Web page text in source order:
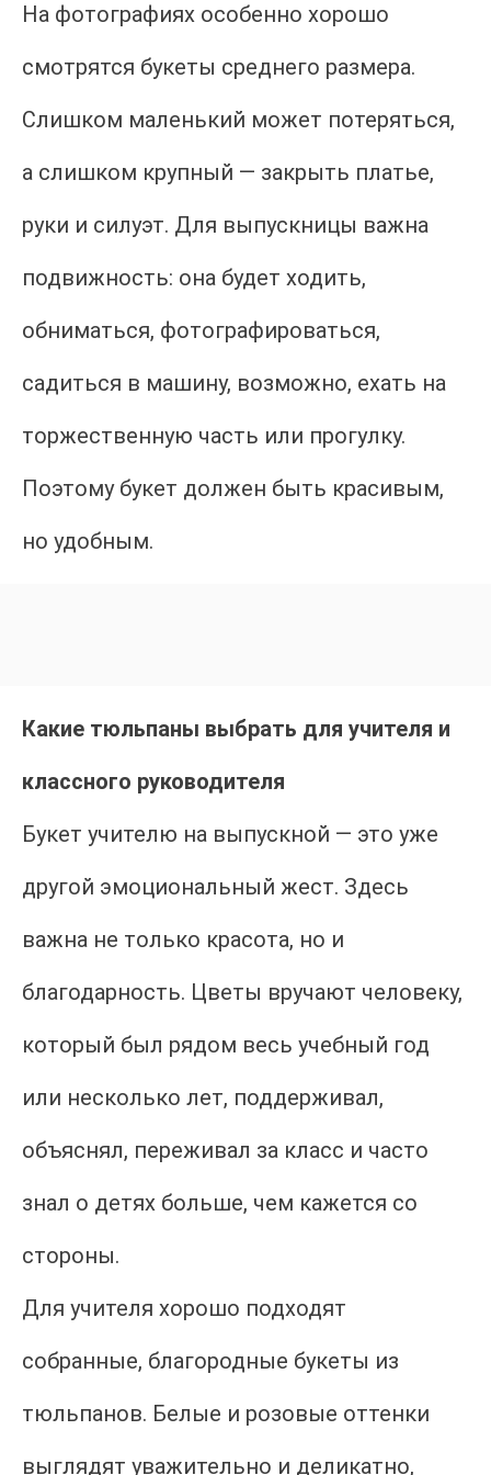
На фотографиях особенно хорошо
смотрятся букеты среднего размера.
Слишком маленький может потеряться,
а слишком крупный — закрыть платье,
руки и силуэт. Для выпускницы важна
подвижность: она будет ходить,
обниматься, фотографироваться,
садиться в машину, возможно, ехать на
торжественную часть или прогулку.
Поэтому букет должен быть красивым,
но удобным.
Какие тюльпаны выбрать для учителя и
классного руководителя
Букет учителю на выпускной — это уже
другой эмоциональный жест. Здесь
важна не только красота, но и
благодарность. Цветы вручают человеку,
который был рядом весь учебный год
или несколько лет, поддерживал,
объяснял, переживал за класс и часто
знал о детях больше, чем кажется со
стороны.
Для учителя хорошо подходят
собранные, благородные букеты из
тюльпанов. Белые и розовые оттенки
выглядят уважительно и деликатно,